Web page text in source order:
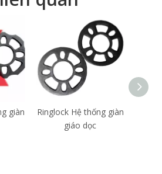
giàn
Ringlock Hệ thống giàn
giáo dọc